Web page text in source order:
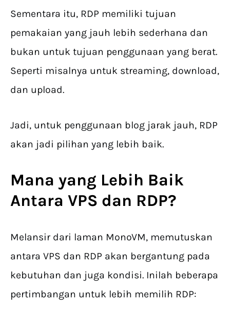
Sementara itu, RDP memiliki tujuan
pemakaian yang jauh lebih sederhana dan
bukan untuk tujuan penggunaan yang berat.
Seperti misalnya untuk streaming, download,
dan upload.
Jadi, untuk penggunaan blog jarak jauh, RDP
akan jadi pilihan yang lebih baik.
Mana yang Lebih Baik
Antara VPS dan RDP?
Melansir dari laman MonoVM, memutuskan
antara VPS dan RDP akan bergantung pada
kebutuhan dan juga kondisi. Inilah beberapa
pertimbangan untuk lebih memilih RDP: